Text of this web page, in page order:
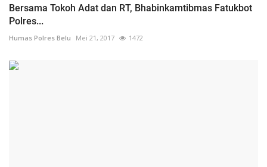
Bersama Tokoh Adat dan RT, Bhabinkamtibmas Fatukbot
Polres...
Humas Polres Belu Mei 21, 2017 1472